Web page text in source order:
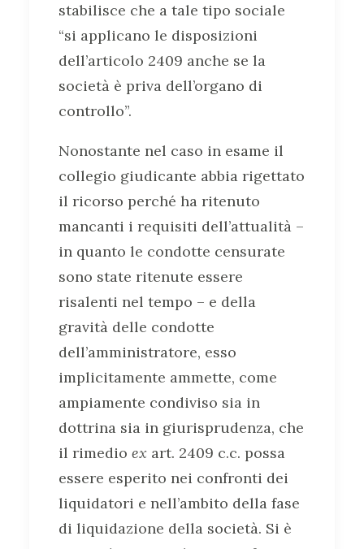
stabilisce che a tale tipo sociale
“si applicano le disposizioni
dell’articolo 2409 anche se la
società è priva dell’organo di
controllo”.
Nonostante nel caso in esame il
collegio giudicante abbia rigettato
il ricorso perché ha ritenuto
mancanti i requisiti dell’attualità –
in quanto le condotte censurate
sono state ritenute essere
risalenti nel tempo – e della
gravità delle condotte
dell’amministratore, esso
implicitamente ammette, come
ampiamente condiviso sia in
dottrina sia in giurisprudenza, che
il rimedio ex art. 2409 c.c. possa
essere esperito nei confronti dei
liquidatori e nell’ambito della fase
di liquidazione della società. Si è